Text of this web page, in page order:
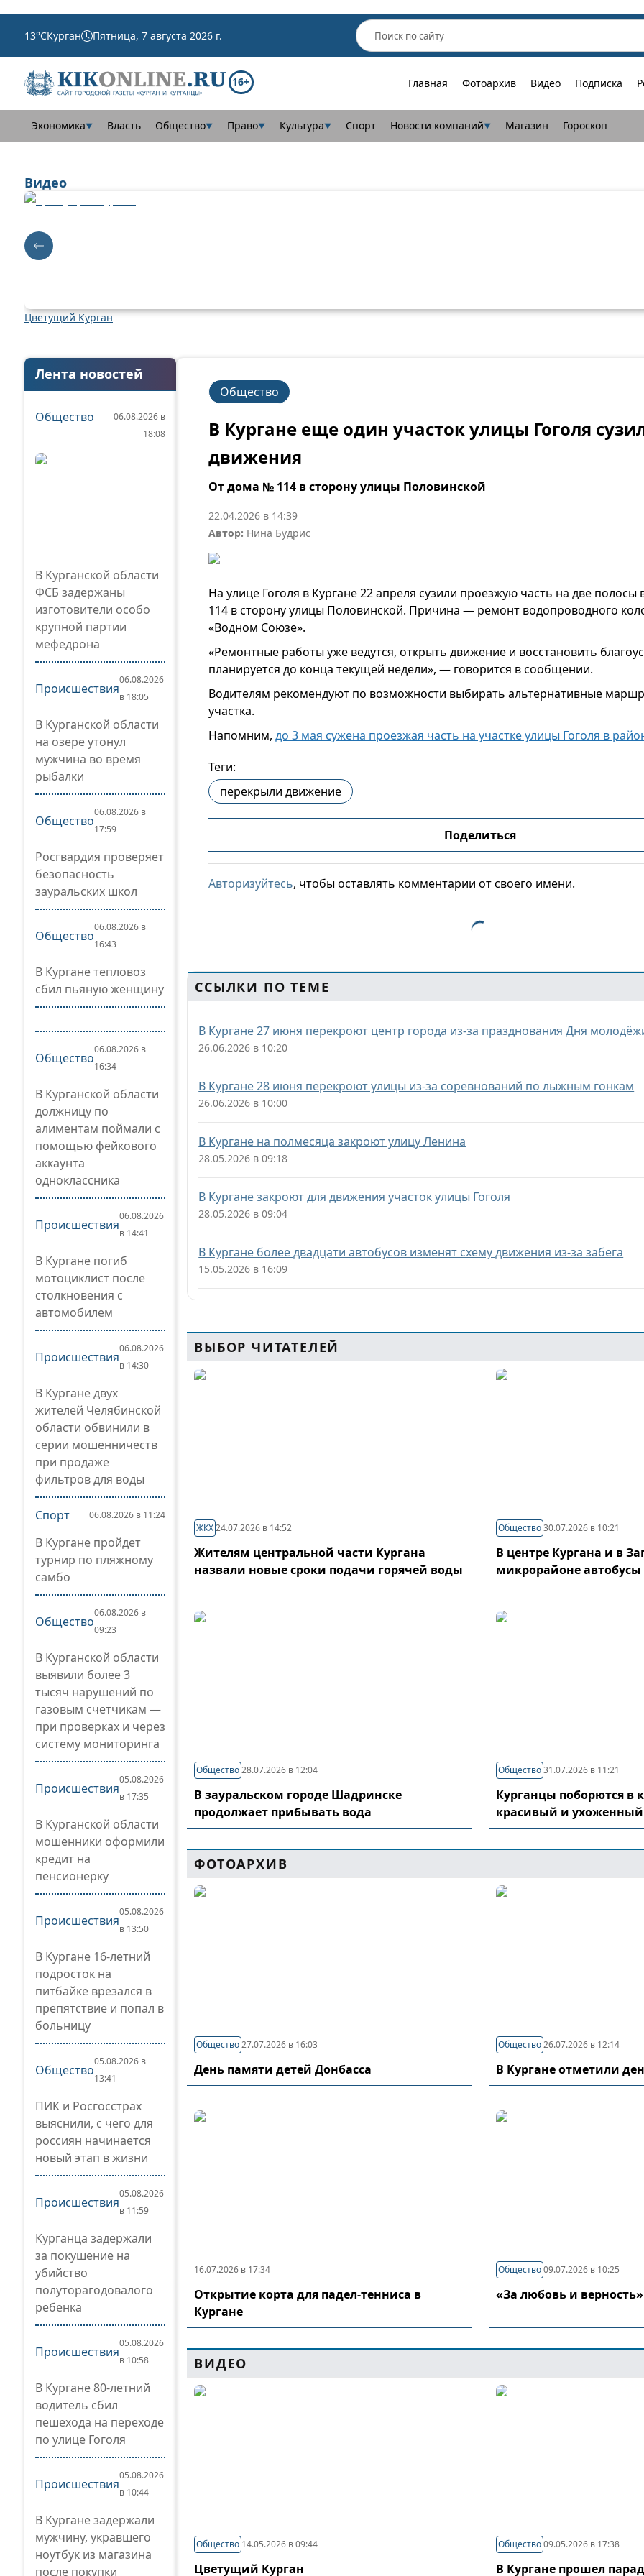
13°CКурган Пятница, 7 августа 2026 г.
16+ Главная Фотоархив Видео Подписка
Экономика▼ Власть Общество▼ Право▼ Культура▼ Спорт Новости компаний▼ Магазин Гороскоп
Видео
Цветущий Курган
Лента новостей
Общество
06.08.2026 в
18:08
В Курганской области
ФСБ задержаны
изготовители особо
крупной партии
мефедрона
Происшествия
06.08.2026
в 18:05
В Курганской области
на озере утонул
мужчина во время
рыбалки
Общество
06.08.2026 в
17:59
Росгвардия проверяет
безопасность
зауральских школ
Общество
06.08.2026 в
16:43
В Кургане тепловоз
сбил пьяную женщину
Общество
06.08.2026 в
16:34
В Курганской области
должницу по
алиментам поймали с
помощью фейкового
аккаунта
одноклассника
Происшествия
06.08.2026
в 14:41
В Кургане погиб
мотоциклист после
столкновения с
автомобилем
Происшествия
06.08.2026
в 14:30
В Кургане двух
жителей Челябинской
области обвинили в
серии мошенничеств
при продаже
фильтров для воды
Спорт 06.08.2026 в 11:24
В Кургане пройдет
турнир по пляжному
самбо
Общество
06.08.2026 в
09:23
В Курганской области
выявили более 3
тысяч нарушений по
газовым счетчикам —
при проверках и через
систему мониторинга
Происшествия
05.08.2026
в 17:35
В Курганской области
мошенники оформили
кредит на
пенсионерку
Происшествия
05.08.2026
в 13:50
В Кургане 16-летний
подросток на
питбайке врезался в
препятствие и попал в
больницу
Общество
05.08.2026 в
13:41
ПИК и Росгосстрах
выяснили, с чего для
россиян начинается
новый этап в жизни
Происшествия
05.08.2026
в 11:59
Курганца задержали
за покушение на
убийство
полуторагодовалого
ребенка
Происшествия
05.08.2026
в 10:58
В Кургане 80-летний
водитель сбил
пешехода на переходе
по улице Гоголя
Происшествия
05.08.2026
в 10:44
В Кургане задержали
мужчину, укравшего
ноутбук из магазина
после покупки
Общество
В Кургане еще один участок улицы Гоголя
движения
От дома № 114 в сторону улицы Половинской
22.04.2026 в 14:39
Автор: Нина Будрис
На улице Гоголя в Кургане 22 апреля сузили проезжую часть на две
114 в сторону улицы Половинской. Причина — ремонт водопроводного
«Водном Союзе».
«Ремонтные работы уже ведутся, открыть движение и восстановить
планируется до конца текущей недели», — говорится в сообщении.
Водителям рекомендуют по возможности выбирать альтернативные
участка.
Напомним,до 3 мая сужена проезжая часть на участке улицы Гоголя в
Теги:
перекрыли движение
Поделиться
Авторизуйтесь, чтобы оставлять комментарии от своего имени.
ССЫЛКИ ПО ТЕМЕ
В Кургане 27 июня перекроют центр города из-за празднования Дня
26.06.2026 в 10:20
В Кургане 28 июня перекроют улицы из-за соревнований по лыжным гонкам
26.06.2026 в 10:00
В Кургане на полмесяца закроют улицу Ленина
28.05.2026 в 09:18
В Кургане закроют для движения участок улицы Гоголя
28.05.2026 в 09:04
В Кургане более двадцати автобусов изменят схему движения из-за забега
15.05.2026 в 16:09
ВЫБОР ЧИТАТЕЛЕЙ
ЖКХ24.07.2026 в 14:52
Жителям центральной части Кургана
назвали новые сроки подачи горячей воды
Общество 30.07.2026 в 10:21
В центре Кургана и в
микрорайоне
Общество28.07.2026 в 12:04
В зауральском городе Шадринске
продолжает прибывать вода
Общество 31.07.2026 в 11:21
Курганцы поборются в
красивый и
ФОТОАРХИВ
Общество27.07.2026 в 16:03
День памяти детей Донбасса
Общество 26.07.2026 в 12:14
В Кургане отметили
16.07.2026 в 17:34
Открытие корта для падел-тенниса в
Кургане
Общество 09.07.2026 в 10:25
«За любовь и верность»
ВИДЕО
Общество 14.05.2026 в 09:44
Цветущий Курган
Общество 09.05.2026 в 17:38
В Кургане прошел